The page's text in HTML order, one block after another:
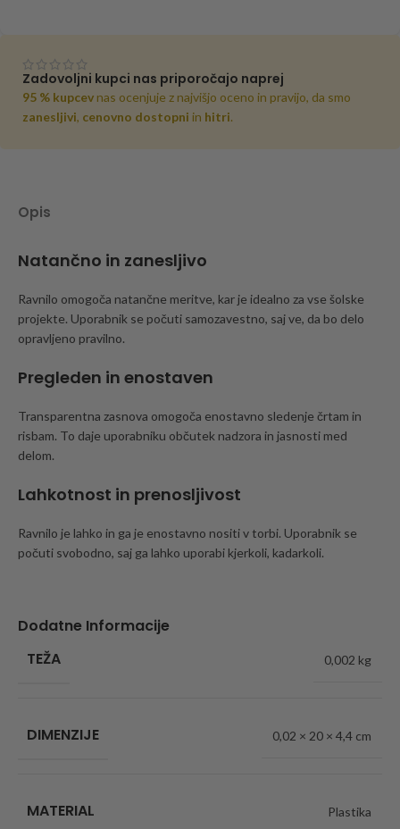
Zadovoljni kupci nas priporočajo naprej
95 % kupcev nas ocenjuje z najvišjo oceno in pravijo, da smo
zanesljivi, cenovno dostopni in hitri.
Opis
Natančno in zanesljivo
Ravnilo omogoča natančne meritve, kar je idealno za vse šolske
projekte. Uporabnik se počuti samozavestno, saj ve, da bo delo
opravljeno pravilno.
Pregleden in enostaven
Transparentna zasnova omogoča enostavno sledenje črtam in
risbam. To daje uporabniku občutek nadzora in jasnosti med
delom.
Lahkotnost in prenosljivost
Ravnilo je lahko in ga je enostavno nositi v torbi. Uporabnik se
počuti svobodno, saj ga lahko uporabi kjerkoli, kadarkoli.
Dodatne Informacije
TEŽA
0,002 kg
DIMENZIJE 0,02 × 20 × 4,4 cm
MATERIAL Plastika